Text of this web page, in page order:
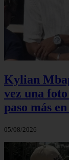
Kylian
vez una
paso más
05/08/2026